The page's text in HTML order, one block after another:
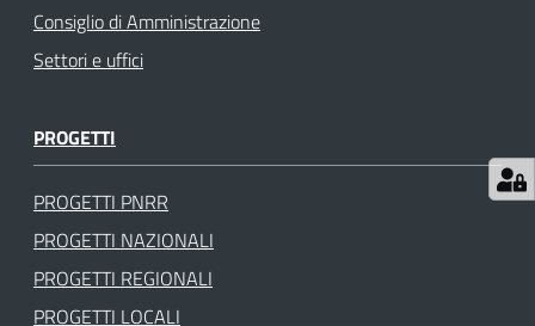
Consiglio di Amministrazione
Settori e uffici
PROGETTI
PROGETTI PNRR
PROGETTI NAZIONALI
PROGETTI REGIONALI
PROGETTI LOCALI